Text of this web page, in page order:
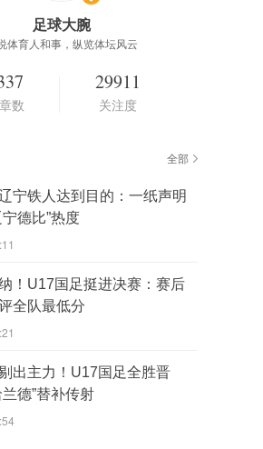
足球大腕
体育人和事，纵览体坛风云
数
29911
关注度
全部
宁铁人达到目的：一纸声明
德比”热度
！U17国足挺进决赛：赛后
全队最低分
出主力！U17国足全胜晋
德”替补传射